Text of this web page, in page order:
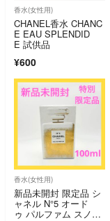
香水(女性用)
CHANEL香水 CHANC
E EAU SPLENDID
E 試供品
¥600
香水(女性用)
新品未開封 限定品 シ
ャネル N°5 オード
ゥ パルファム スノ